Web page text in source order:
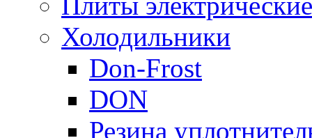
Холодильники
Don-Frost
DON
Резина